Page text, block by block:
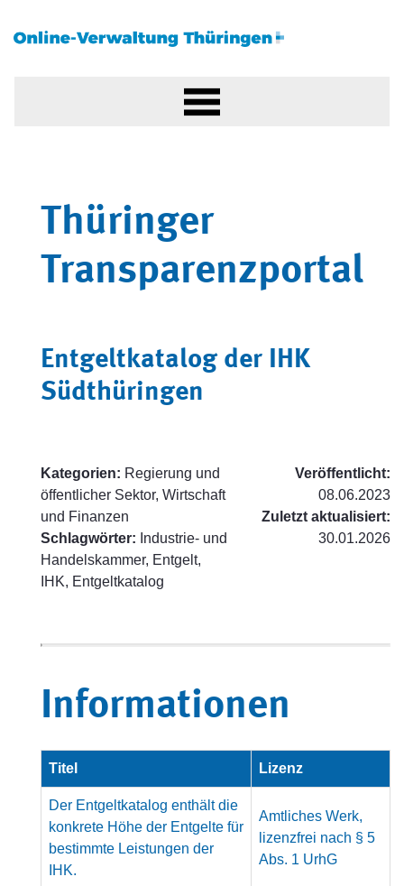
Thüringer
Transparenzportal
Entgeltkatalog der IHK
Südthüringen
Kategorien: Regierung und
öffentlicher Sektor, Wirtschaft
und Finanzen
Schlagwörter: Industrie- und
Handelskammer, Entgelt,
IHK, Entgeltkatalog
Veröffentlicht:
08.06.2023
Zuletzt aktualisiert:
30.01.2026
Informationen
Titel Lizenz
Der Entgeltkatalog enthält die
konkrete Höhe der Entgelte für
bestimmte Leistungen der
IHK.
Amtliches Werk,
lizenzfrei nach § 5
Abs. 1 UrhG